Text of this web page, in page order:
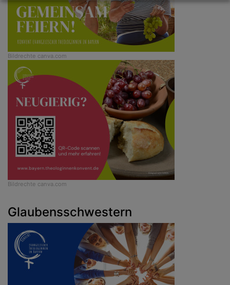
Bildrechte canva.com
Bildrechte canva.com
Glaubensschwestern